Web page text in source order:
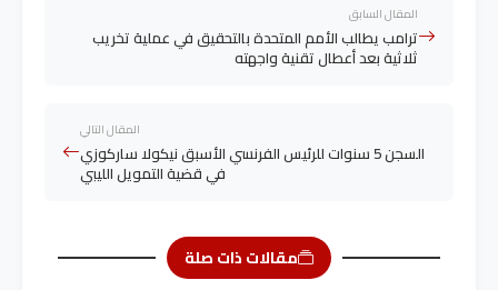
المقال السابق
ترامب يطالب الأمم المتحدة بالتحقيق في عملية تخريب
ثلاثية بعد أعطال تقنية واجهته
المقال التالي
السجن 5 سنوات للرئيس الفرنسي الأسبق نيكولا ساركوزي
في قضية التمويل الليبي
مقالات ذات صلة